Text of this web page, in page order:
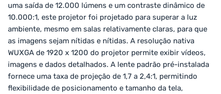
uma saída de 12.000 lúmens e um contraste dinâmico de
10.000:1, este projetor foi projetado para superar a luz
ambiente, mesmo em salas relativamente claras, para que
as imagens sejam nítidas e nítidas. A resolução nativa
WUXGA de 1920 x 1200 do projetor permite exibir vídeos,
imagens e dados detalhados. A lente padrão pré-instalada
fornece uma taxa de projeção de 1,7 a 2,4:1, permitindo
flexibilidade de posicionamento e tamanho da tela,